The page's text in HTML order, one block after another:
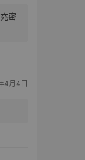
密
4月4日